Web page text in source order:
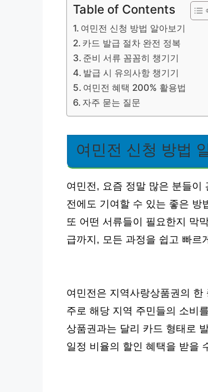
Table of Contents
여민전 신청 방법 알아보기
카드 발급 절차 완전 정복
준비 서류 꼼꼼히 챙기기
발급 시 유의사항 챙기기
여민전 혜택 200% 활용법
자주 묻는 질문
여민전 신청 방법
여민전, 요즘 정말 많은 분들이
전에도 기여할 수 있는 좋은 방
또 어떤 서류들이 필요한지 막
급까지, 모든 과정을 쉽고 빠르
여민전은 지역사랑상품권의
주로 해당 지역 주민들의 소비
상품권과는 달리 카드 형태로
일정 비율의 할인 혜택을 받을